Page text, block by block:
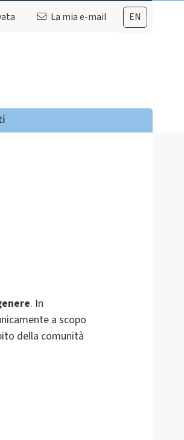
EN
La mia e-mail
. In
a scopo
della comunità